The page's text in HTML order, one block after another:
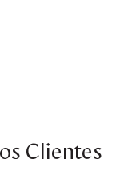
Clientes